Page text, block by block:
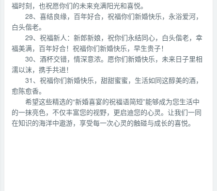
福时刻，也祝愿你们的未来充满阳光和喜悦。
28、喜结良缘，百年好合，祝福你们新婚快乐，永浴爱河，
白头偕老。
29、祝福新人：新郎新娘，祝你们永结同心，白头偕老，幸
福美满，百年好合！祝福你们新婚快乐，早生贵子！
30、酒杯交错，情深意浓。愿你们新婚快乐，未来日子里相
濡以沫，携手共进！
31、祝福你们新婚快乐，甜甜蜜蜜，生活如同这醇美的酒，
愈陈愈香。
希望这些精选的“新婚喜宴的祝福语简短”能够成为您生活中
的一抹亮色，不仅丰富您的视野，更启迪您的心灵。让我们一同
在知识的海洋中遨游，享受每一次心灵的触碰与成长的喜悦。